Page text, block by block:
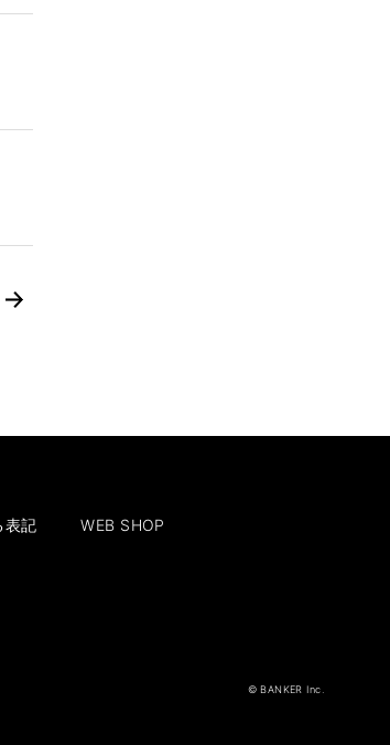
表記 WEB SHOP
© BANKER Inc.